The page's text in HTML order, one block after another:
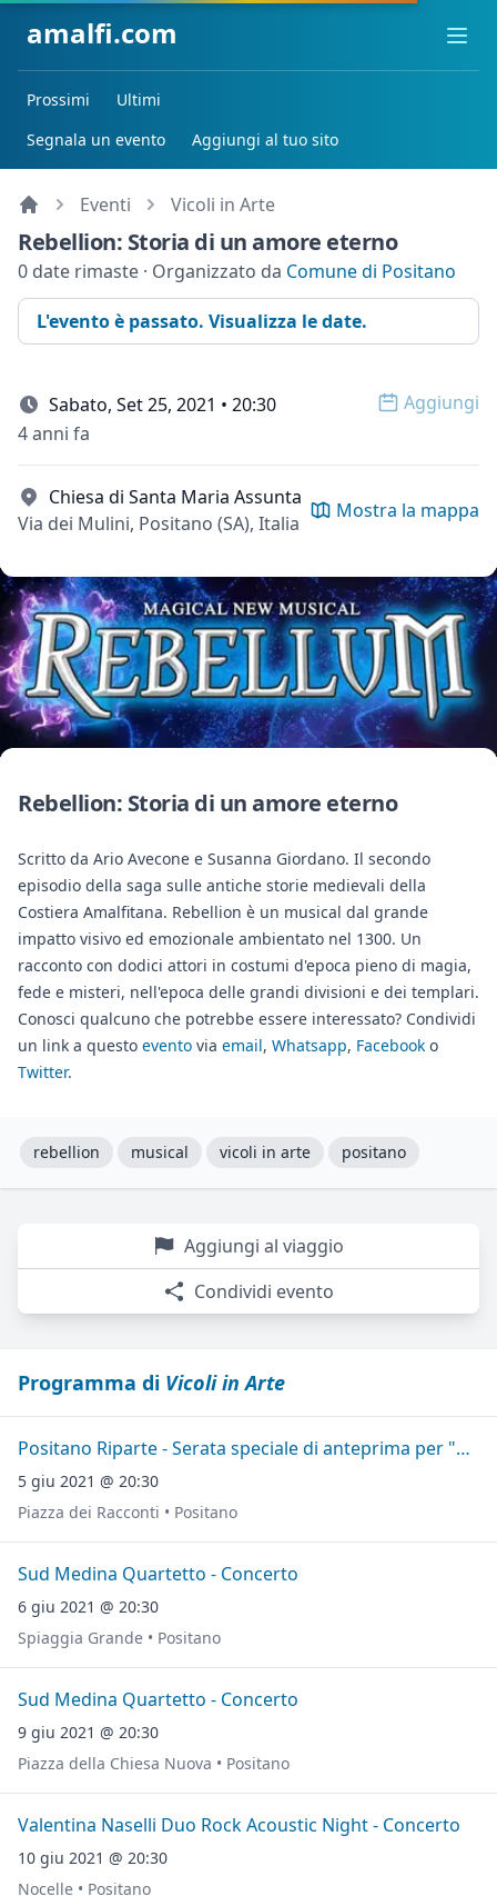
amalfi.com
Prossimi
Ultimi
Segnala un evento
Aggiungi al tuo sito
Eventi Vicoli in Arte
Rebellion: Storia di un amore eterno
0 date rimaste · Organizzato da Comune di Positano
L'evento è passato. Visualizza le date.
Sabato, Set 25, 2021 • 20:30 Open
Aggiungi
4 anni fa
Chiesa di Santa Maria Assunta
Via dei Mulini, Positano (SA), Italia
Mostra la mappa
Rebellion: Storia di un amore eterno
Scritto da Ario Avecone e Susanna Giordano. Il secondo
episodio della saga sulle antiche storie medievali della
Costiera Amalfitana. Rebellion è un musical dal grande
impatto visivo ed emozionale ambientato nel 1300. Un
racconto con dodici attori in costumi d'epoca pieno di magia,
fede e misteri, nell'epoca delle grandi divisioni e dei templari.
Conosci qualcuno che potrebbe essere interessato? Condividi
un link a questo evento via email, Whatsapp, Facebook o
Twitter.
rebellion musical vicoli in arte positano
Aggiungi al viaggio
Condividi evento
Programma di Vicoli in Arte
Positano Riparte - Serata speciale di anteprima per "Vicoli in Arte"
5 giu 2021 @ 20:30
Piazza dei Racconti • Positano
Sud Medina Quartetto - Concerto
6 giu 2021 @ 20:30
Spiaggia Grande • Positano
Sud Medina Quartetto - Concerto
9 giu 2021 @ 20:30
Piazza della Chiesa Nuova • Positano
Valentina Naselli Duo Rock Acoustic Night - Concerto
10 giu 2021 @ 20:30
Nocelle • Positano